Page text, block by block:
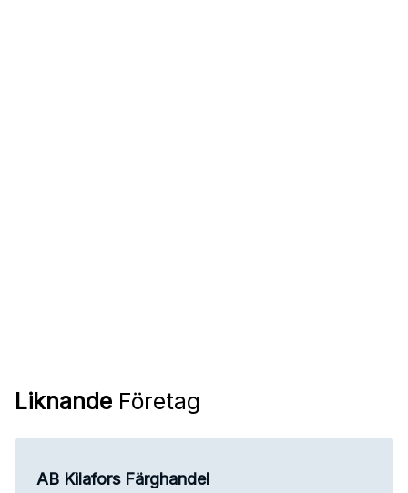
Liknande Företag
AB Kilafors Färghandel